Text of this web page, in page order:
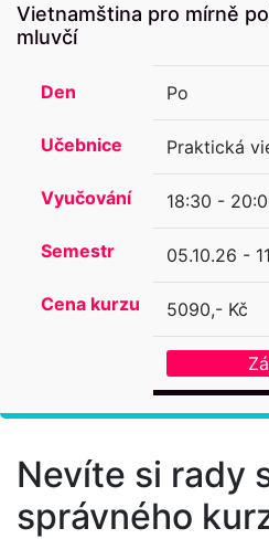
Vietnamština pro mírně
mluvčí
Den
Učebnice
Vyučování
Semestr
Cena kurzu
Po
Praktická
18:30 -
05.10.26 -
5090,- Kč
Nevíte si rady
správného